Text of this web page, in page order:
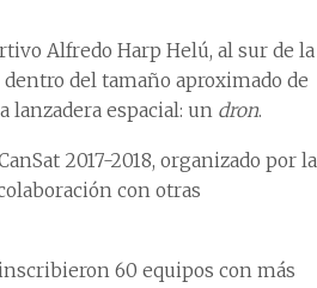
Alfredo Harp Helú, al sur de la
del tamaño aproximado de
lanzadera espacial: un dron.
2017-2018, organizado por la
con otras
60 equipos con más